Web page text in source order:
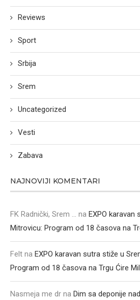
Reviews
Sport
Srbija
Srem
Uncategorized
Vesti
Zabava
NAJNOVIJI KOMENTARI
FK Radnički, Srem ... na EXPO
Mitrovicu: Program od 18 časova na
Felt na EXPO karavan sutra stiže u
Program od 18 časova na Trgu Ćire
Nasmeja me dr na Dim sa deponije